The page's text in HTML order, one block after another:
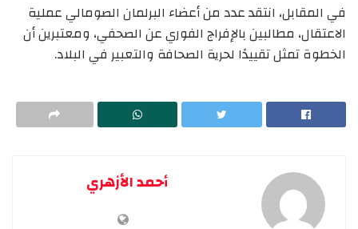
في المقابل، انتقد عدد من أعضاء البرلمان الصومالي عملية
الاعتقال، مطالبين بالإفراج الفوري عن الصحفي، ومعتبرين أن
الخطوة تمثل تقييدًا لحرية الصحافة والتعبير في البلاد.
أحمد الأزهري